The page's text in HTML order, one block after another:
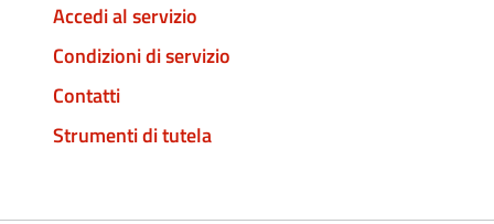
Accedi al servizio
Condizioni di servizio
Contatti
Strumenti di tutela